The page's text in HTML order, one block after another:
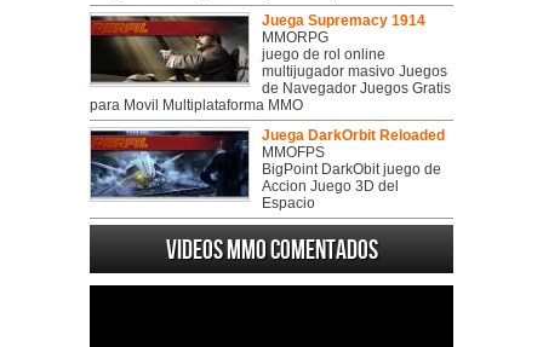
Juega Supremacy 1914
MMORPG
juego de rol online
multijugador masivo Juegos
de Navegador Juegos Gratis
para Movil Multiplataforma MMO
Juega DarkOrbit Reloaded
MMOFPS
BigPoint DarkObit juego de
Accion Juego 3D del
Espacio
Videos MMO Comentados